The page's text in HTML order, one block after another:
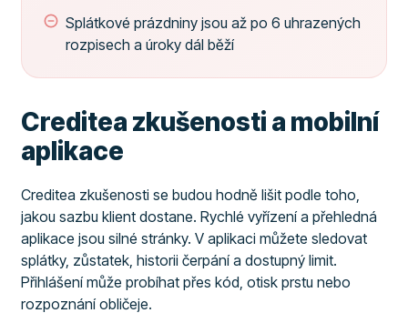
Splátkové prázdniny jsou až po 6 uhrazených
rozpisech a úroky dál běží
Creditea zkušenosti a mobilní
aplikace
Creditea zkušenosti se budou hodně lišit podle toho,
jakou sazbu klient dostane. Rychlé vyřízení a přehledná
aplikace jsou silné stránky. V aplikaci můžete sledovat
splátky, zůstatek, historii čerpání a dostupný limit.
Přihlášení může probíhat přes kód, otisk prstu nebo
rozpoznání obličeje.